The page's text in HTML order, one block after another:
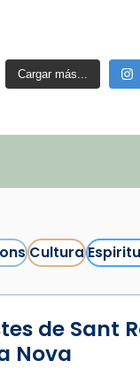
Cargar más...
Cultura
de Sant
Nova